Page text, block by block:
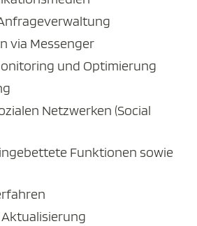
via Messenger
und Optimierung
Netzwerken (Social
Funktionen sowie